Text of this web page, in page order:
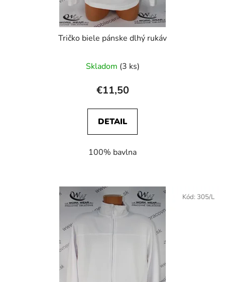
Tričko biele pánske dlhý rukáv
Skladom (3 ks)
€11,50
DETAIL
100% bavlna
Kód: 305/L